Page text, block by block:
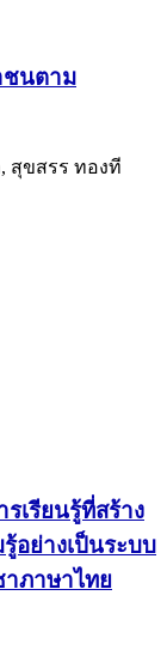
ชนตาม
สุขสรร ทองที
เรียนรู้ที่สร้าง
อย่างเป็นระบบ
าภาษาไทย